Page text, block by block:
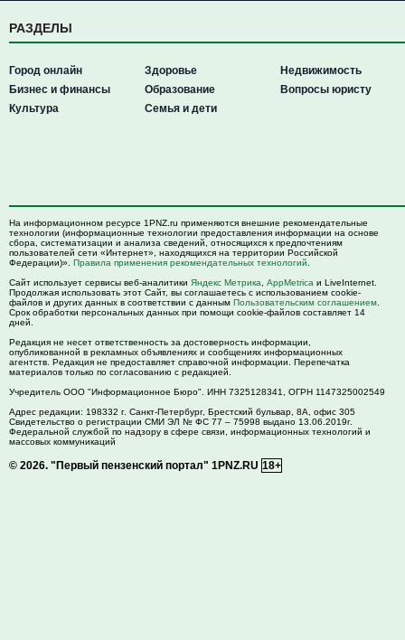
РАЗДЕЛЫ
Город онлайн
Бизнес и финансы
Культура
Здоровье
Образование
Семья и дети
Недвижимость
Вопросы юристу
На информационном ресурсе 1PNZ.ru применяются внешние рекомендательные
технологии (информационные технологии предоставления информации на основе
сбора, систематизации и анализа сведений, относящихся к предпочтениям
пользователей сети «Интернет», находящихся на территории Российской
Федерации)». Правила применения рекомендательных технологий
Сайт использует сервисы веб-аналитики Яндекс Метрика AppMetrica и LiveInternet.
Продолжая использовать этот Сайт, вы соглашаетесь с использованием cookie-
файлов и других данных в соответствии с данным Пользовательским соглашением
Срок обработки персональных данных при помощи cookie-файлов составляет 14
дней.
Редакция не несет ответственность за достоверность информации,
опубликованной в рекламных объявлениях и сообщениях информационных
агентств. Редакция не предоставляет справочной информации. Перепечатка
материалов только по согласованию с редакцией.
Учредитель ООО "Информационное Бюро". ИНН 7325128341, ОГРН 1147325002549
Адрес редакции: 198332 г. Санкт-Петербург, Брестский бульвар, 8А, офис 305
Свидетельство о регистрации СМИ ЭЛ № ФС 77 – 75998 выдано 13.06.2019г.
Федеральной службой по надзору в сфере связи, информационных технологий и
массовых коммуникаций
© 2026. "Первый пензенский портал" 1PNZ.RU 18+